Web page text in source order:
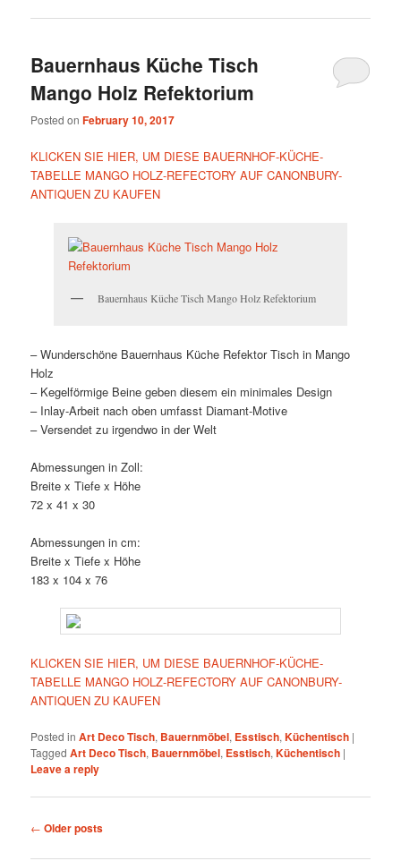
Bauernhaus Küche Tisch
Mango Holz Refektorium
Posted onFebruary 10, 2017
KLICKEN SIE HIER, UM DIESE BAUERNHOF-KÜCHE-
TABELLE MANGO HOLZ-REFECTORY AUF CANONBURY-
ANTIQUEN ZU KAUFEN
Bauernhaus Küche Tisch Mango Holz Refektorium
– Wunderschöne Bauernhaus Küche Refektor Tisch in Mango
Holz
– Kegelförmige Beine geben diesem ein minimales Design
– Inlay-Arbeit nach oben umfasst Diamant-Motive
– Versendet zu irgendwo in der Welt
Abmessungen in Zoll:
Breite x Tiefe x Höhe
72 x 41 x 30
Abmessungen in cm:
Breite x Tiefe x Höhe
183 x 104 x 76
KLICKEN SIE HIER, UM DIESE BAUERNHOF-KÜCHE-
TABELLE MANGO HOLZ-REFECTORY AUF CANONBURY-
ANTIQUEN ZU KAUFEN
Posted in Art Deco Tisch, Bauernmöbel, Esstisch,Küchentisch |
Tagged Art Deco Tisch, Bauernmöbel, Esstisch,Küchentisch |
Leave a reply
Post
← Older posts